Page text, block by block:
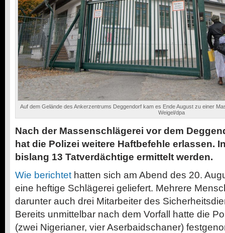
Auf dem Gelände des Ankerzentrums Deggendorf kam es Ende August zu einer
Weigel/dpa
Nach der Massenschlägerei vor dem
hat die Polizei weitere Haftbefehle erlassen.
bislang 13 Tatverdächtige ermittelt werden.
Wie berichtet hatten sich am Abend des 20.
eine heftige Schlägerei geliefert. Mehrere
darunter auch drei Mitarbeiter des
Bereits unmittelbar nach dem Vorfall hatte die
(zwei Nigerianer, vier Aserbaidschaner)